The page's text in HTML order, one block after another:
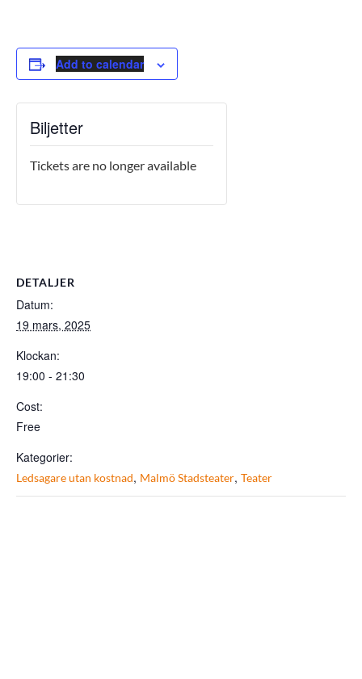
Add to calendar
DETALJER
Datum:
19 mars, 2025
Klockan:
19:00 - 21:30
Cost:
Free
Kategorier:
Ledsagare utan kostnad, Malmö Stadsteater, Teater
Biljetter
Tickets are no longer available